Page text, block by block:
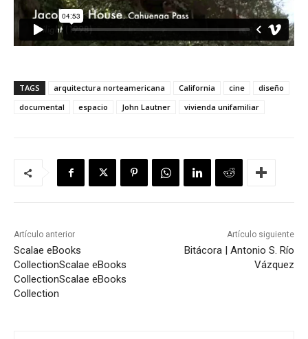
TAGS arquitectura norteamericana California cine
diseño
documental
espacio John Lautner vivienda unifamiliar
Artículo anterior
Scalae eBooks
CollectionScalae eBooks
CollectionScalae eBooks
Collection
Artículo siguiente
Bitácora | Antonio S. Río
Vázquez